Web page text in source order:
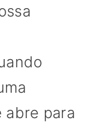
abre para